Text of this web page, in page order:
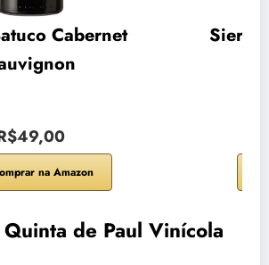
Cabernet
na Amazon
Sierra
de Paul Vinícola